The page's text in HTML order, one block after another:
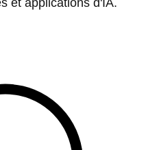
et applications d'IA.